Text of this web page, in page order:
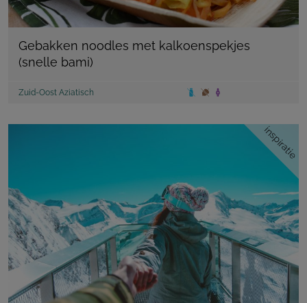
Gebakken noodles met kalkoenspekjes
(snelle bami)
Zuid-Oost Aziatisch
inspiratie